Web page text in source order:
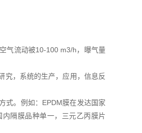
气流动被10-100 m3/h，曝气量
究，系统的生产，应用，信息反
式。例如：EPDM膜在发达国家
隔膜品种单一，三元乙丙膜片